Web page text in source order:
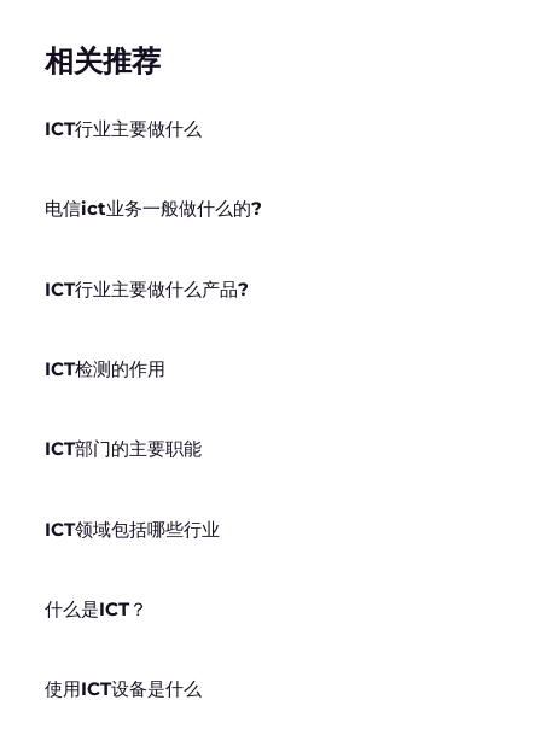
相关推荐
ICT行业主要做什么
电信ict业务一般做什么的?
ICT行业主要做什么产品?
ICT检测的作用
ICT部门的主要职能
ICT领域包括哪些行业
什么是ICT？
使用ICT设备是什么